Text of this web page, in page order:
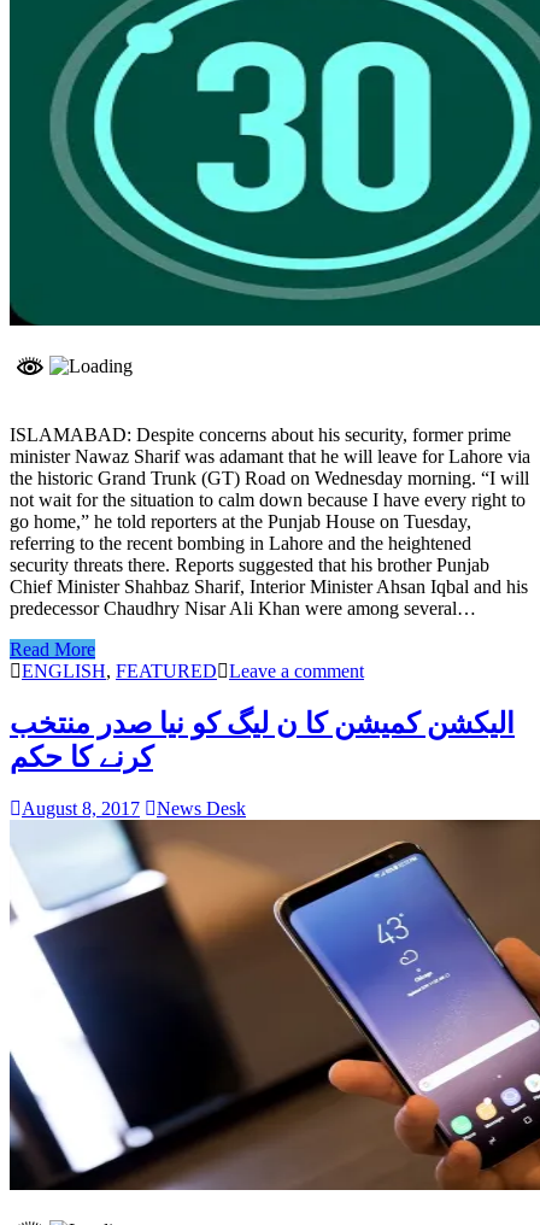
ISLAMABAD: Despite concerns about his security, former prime
minister Nawaz Sharif was adamant that he will leave for Lahore via
the historic Grand Trunk (GT) Road on Wednesday morning. “I will
not wait for the situation to calm down because I have every right to
go home,” he told reporters at the Punjab House on Tuesday,
referring to the recent bombing in Lahore and the heightened
security threats there. Reports suggested that his brother Punjab
Chief Minister Shahbaz Sharif, Interior Minister Ahsan Iqbal and his
predecessor Chaudhry Nisar Ali Khan were among several…
Read More
ENGLISH, FEATURED Leave a comment
الیکشن کمیشن کا ن لیگ کو نیا صدر منتخب
کرنے کا حکم
August 8, 2017 News Desk